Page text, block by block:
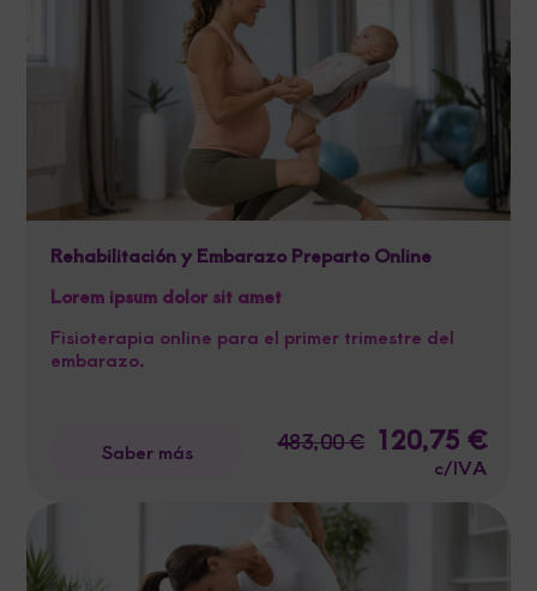
Rehabilitación y Embarazo Preparto Online
Lorem ipsum dolor sit amet
Fisioterapia online para el primer trimestre del
embarazo.
Saber más 483,00€ El
precio
original
120,75 €El
c/IVA